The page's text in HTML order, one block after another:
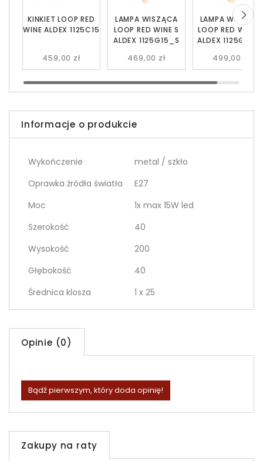
KINKIET LOOP RED
WINE ALDEX 1125C15
459,00 zł
LAMPA WISZĄCA
LOOP RED WINE S
ALDEX 1125G15_S
469,00 zł
LAMPA WISZĄCA
LOOP RED WINE
ALDEX
499,00 zł
Informacje o produkcie
Wykończenie
metal / szkło
Oprawka źródła światła
E27
Moc
1x max 15W led
Szerokość
40
Wysokość
200
Głębokość
40
Średnica klosza
1 x 25
Opinie (0)
Bądź pierwszym, który doda opinię!
Zakupy na raty